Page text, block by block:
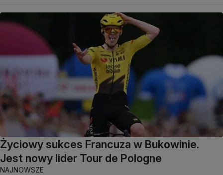
Życiowy sukces Francuza w Bukowinie.
Jest nowy lider Tour de Pologne
NAJNOWSZE